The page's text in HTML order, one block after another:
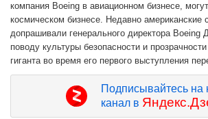
компания Boeing в авиационном бизнесе,
космическом бизнесе. Недавно американские
допрашивали генерального директора Boeing
поводу культуры безопасности и
гиганта во время его первого выступления
Подписывайтесь на
канал в